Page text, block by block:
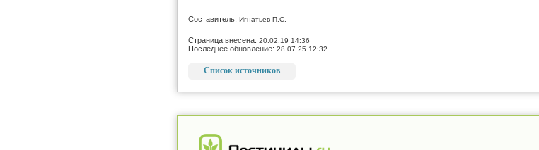
Составитель: Игнатьев П.С.
Страница внесена: 20.02.19 14:36
Последнее обновление: 28.07.25 12:32
Список источников